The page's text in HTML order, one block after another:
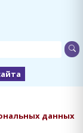
данных